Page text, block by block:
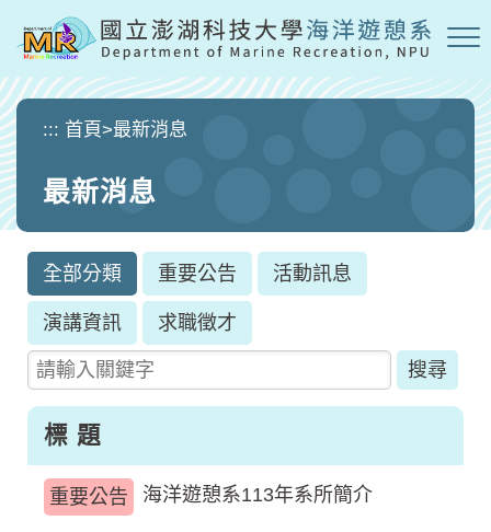
要
內
容
區
塊
::: 首頁>最新消息
最新消息
全部分類 重要公告 活動訊息
演講資訊 求職徵才
請輸入關鍵字
標 題
重要公告 海洋遊憩系113年系所簡介